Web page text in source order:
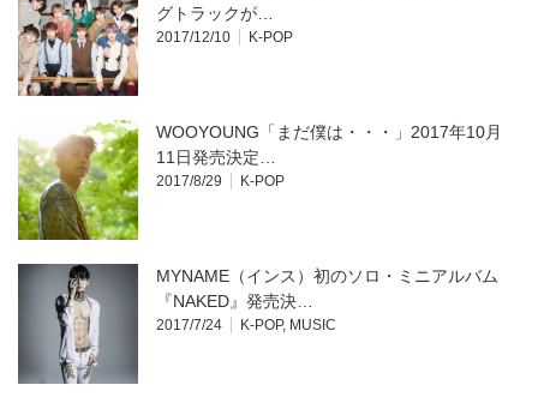
グトラックが…
2017/12/10 K-POP
WOOYOUNG「まだ僕は・・・」2017年10月
11日発売決定…
2017/8/29 K-POP
MYNAME（インス）初のソロ・ミニアルバム
『NAKED』発売決…
2017/7/24 K-POP, MUSIC